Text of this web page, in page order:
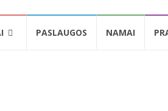
PASLAUGOS NAMAI